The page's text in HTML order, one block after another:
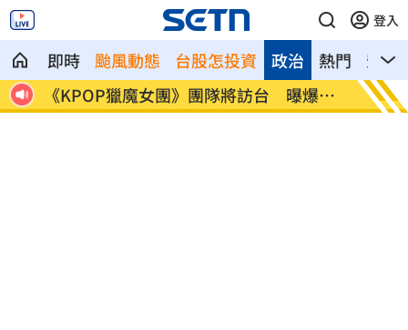
登入
即時 颱風動態 台股怎投資 熱門 影音
政治
2
《KPOP獵魔女團》團隊將訪台 曝爆紅
秘辛
賴清